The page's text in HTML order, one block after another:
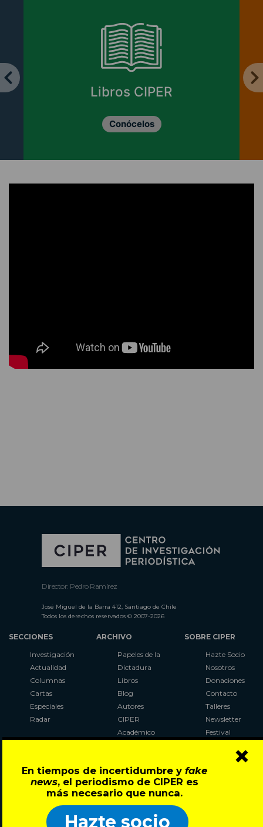
En tiempos de incertidumbre y fake
news, el periodismo de CIPER es
más necesario que nunca.
Hazte socio
×
Libros CIPER
Conócelos
Director: Pedro Ramírez
José Miguel de la Barra 412, Santiago de Chile
Todos los derechos reservados © 2007-2026
SECCIONES
Investigación
Actualidad
Columnas
Cartas
Especiales
Radar
ARCHIVO
Papeles de la
Dictadura
Libros
Blog
Autores
CIPER
Académico
Al Plebiscito
con CIPER
SOBRE CIPER
Hazte Socio
Nosotros
Donaciones
Contacto
Talleres
Newsletter
Festival